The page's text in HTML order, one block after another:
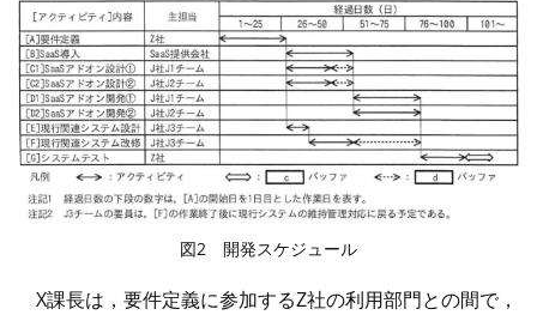
図2 開発スケジュール
X課長は，要件定義に参加するZ社の利用部門との間で，